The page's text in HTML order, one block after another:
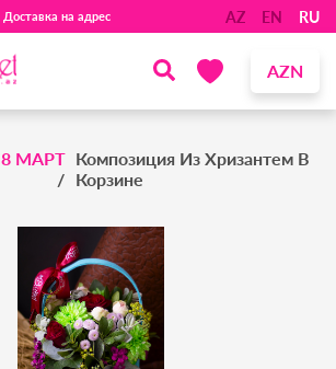
Доставка на адрес AZ EN RU
AZN
8 МАРТ Композиция Из Хризантем В
Корзине